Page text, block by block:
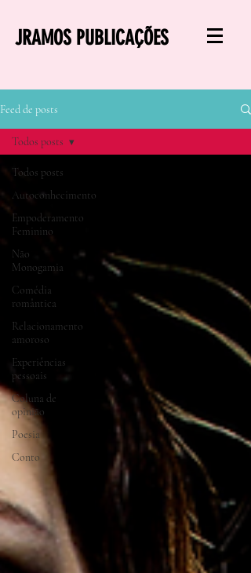
JRAMOS PUBLICAÇÕES
Feed de posts
Todos posts
Autoconhecimento
Empoderamento
Feminino
Não
Monogamia
Comédia
romântica
Relacionamento
amoroso
Experiências
pessoais
Coluna de
opinião
Poesia
Conto
Todos posts